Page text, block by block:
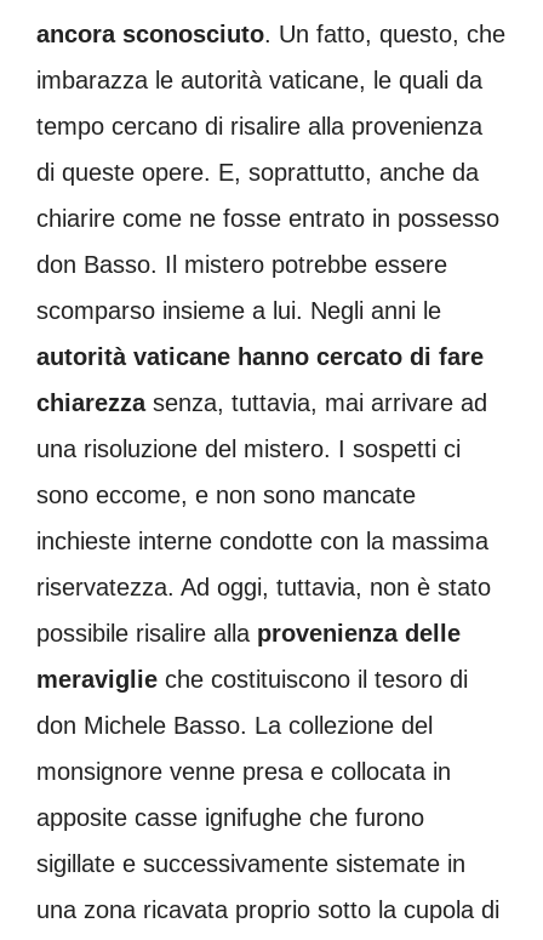
ancora sconosciuto. Un fatto, questo, che
imbarazza le autorità vaticane, le quali da
tempo cercano di risalire alla provenienza
di queste opere. E, soprattutto, anche da
chiarire come ne fosse entrato in possesso
don Basso. Il mistero potrebbe essere
scomparso insieme a lui. Negli anni le
autorità vaticane hanno cercato di fare
chiarezzasenza, tuttavia, mai arrivare ad
una risoluzione del mistero. I sospetti ci
sono eccome, e non sono mancate
inchieste interne condotte con la massima
riservatezza. Ad oggi, tuttavia, non è stato
possibile risalire alla provenienza delle
meraviglie che costituiscono il tesoro di
don Michele Basso. La collezione del
monsignore venne presa e collocata in
apposite casse ignifughe che furono
sigillate e successivamente sistemate in
una zona ricavata proprio sotto la cupola di